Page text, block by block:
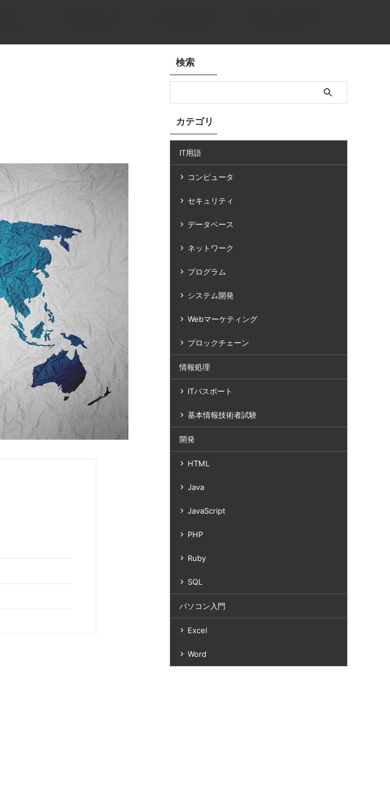
検索
カテゴリ
IT用語
コンピュータ
セキュリティ
データベース
ネットワーク
プログラム
システム開発
Webマーケティング
ブロックチェーン
情報処理
ITパスポート
基本情報技術者試験
開発
HTML
Java
JavaScript
PHP
Ruby
SQL
パソコン入門
Excel
Word